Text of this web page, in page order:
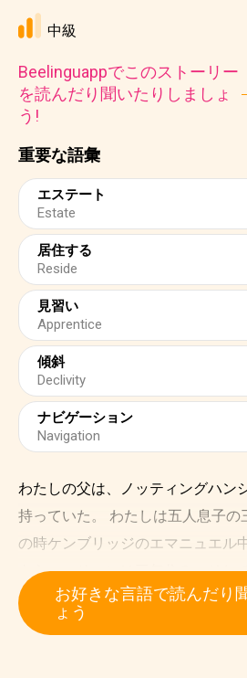
重要な語彙
エステート
Estate
居住する
Reside
見習い
Apprentice
傾斜
Declivity
ナビゲーション
Navigation
中級
Beelinguappでこのストーリー
を読んだり聞いたりしましょ
う!
わたしの父は、ノッティングハン
持っていた。 わたしは五人息子の
の時ケンブリッジのエマニュエル
もらい、そこには三年住み、そし
だ。 わたしはほんのわずかな手当
を保つためには資産が貧しく、ジ
お好きな言語で読んだり
ょう